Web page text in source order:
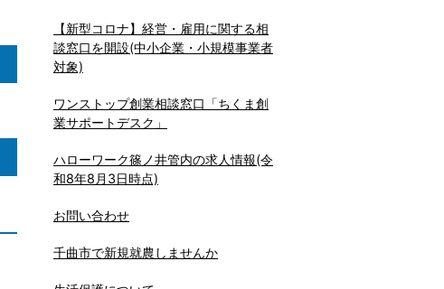
【新型コロナ】経営・雇用に関する相
談窓口を開設(中小企業・小規模事業者
対象)
ワンストップ創業相談窓口「ちくま創
業サポートデスク」
ハローワーク篠ノ井管内の求人情報(令
和8年8月3日時点)
お問い合わせ
千曲市で新規就農しませんか